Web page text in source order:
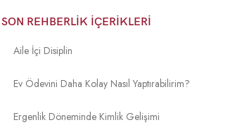
SON REHBERLIK İÇERIKLERI
Aile İçi Disiplin
Ev Ödevini Daha Kolay Nasıl Yaptırabilirim?
Ergenlik Döneminde Kimlik Gelişimi